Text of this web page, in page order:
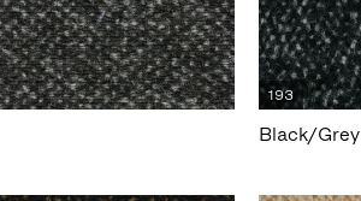
193
Black/Grey